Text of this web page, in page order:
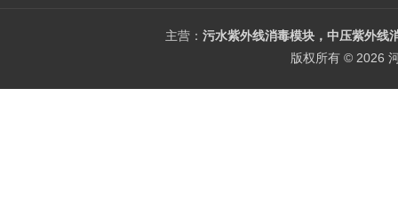
主营： 污水紫外线消毒模块，中压紫外线
版权所有 © 2026